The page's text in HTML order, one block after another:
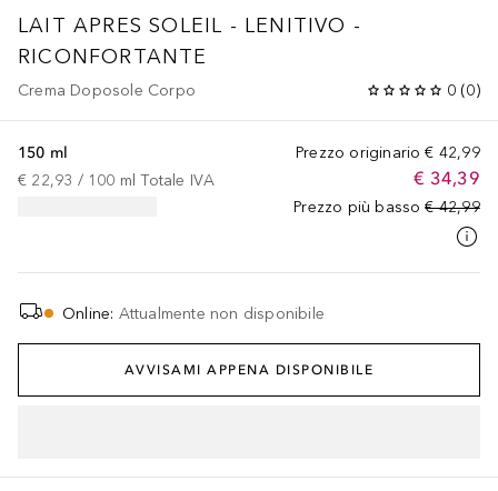
LAIT APRES SOLEIL - LENITIVO -
RICONFORTANTE
Crema Doposole Corpo 0 (0)
Prezzo originario € 42,99
€ 34,39
Prezzo più basso € 42,99
150 ml
€ 22,93 / 100 ml Totale IVA
Online: Attualmente non disponibile
AVVISAMI APPENA DISPONIBILE